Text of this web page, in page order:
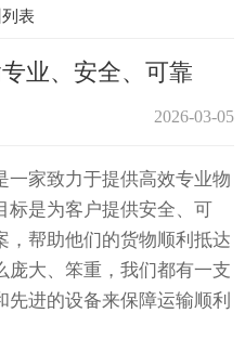
表
业、安全、可靠
2026-03-05
家致力于提供高效专业物
标是为客户提供安全、可
，帮助他们的货物顺利抵达
庞大、笨重，我们都有一支
进的设备来保障运输顺利